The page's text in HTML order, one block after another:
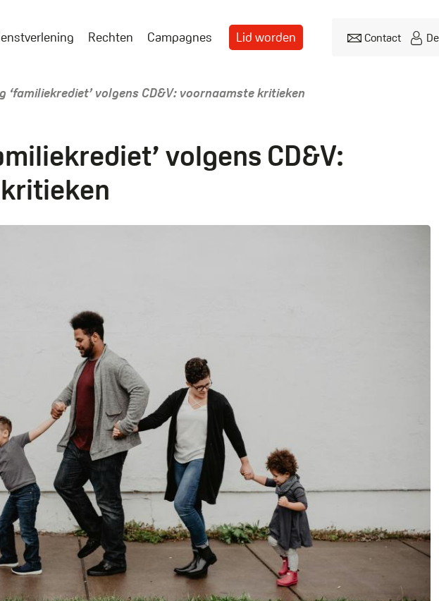
Rechten Campagnes Lid worden Contact
‘familiekrediet’ volgens CD&V: voornaamste kritieken
volgens CD&V: